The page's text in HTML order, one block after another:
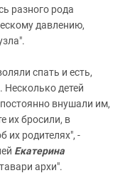
разного рода
давлению,
спать и есть,
Несколько детей
внушали им,
их бросили, в
их родителях", -
Екатерина
архи".